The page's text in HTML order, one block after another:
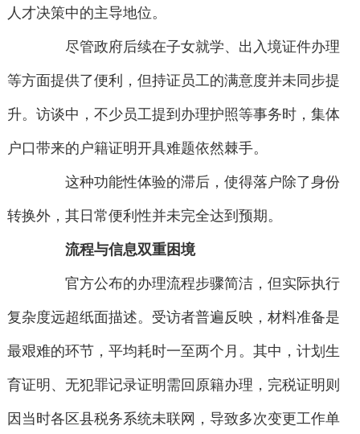
人才决策中的主导地位。
尽管政府后续在子女就学、出入境证件办理
等方面提供了便利，但持证员工的满意度并未同步提
升。访谈中，不少员工提到办理护照等事务时，集体
户口带来的户籍证明开具难题依然棘手。
这种功能性体验的滞后，使得落户除了身份
转换外，其日常便利性并未完全达到预期。
流程与信息双重困境
官方公布的办理流程步骤简洁，但实际执行
复杂度远超纸面描述。受访者普遍反映，材料准备是
最艰难的环节，平均耗时一至两个月。其中，计划生
育证明、无犯罪记录证明需回原籍办理，完税证明则
因当时各区县税务系统未联网，导致多次变更工作单